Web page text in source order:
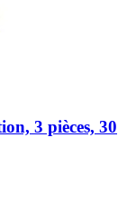
3 pièces, 30